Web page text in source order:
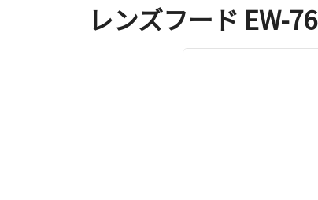
レンズフード EW-76